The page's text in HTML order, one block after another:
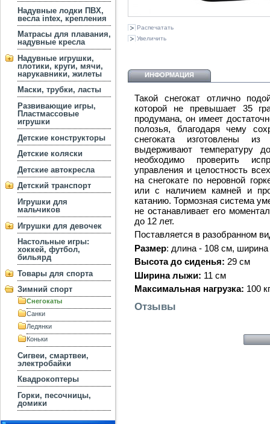
Надувные лодки ПВХ,
весла intex, крепления
Матрасы для плавания,
надувные кресла
Надувные игрушки,
плотики, круги, мячи,
нарукавники, жилеты
Маски, трубки, ласты
Развивающие игры,
Пластмассовые
игрушки
Детские конструкторы
Детские коляски
Детские автокресла
Детский транспорт
Игрушки для
мальчиков
Игрушки для девочек
Настольные игры:
хоккей, футбол,
бильярд
Товары для спорта
Зимний спорт
Снегокаты
Санки
Ледянки
Коньки
Сигвеи, смартвеи,
электробайки
Квадрокоптеры
Горки, песочницы,
домики
Распечатать
Увеличить
ИНФОРМАЦИЯ
Такой снегокат отлично
которой не превышает 35
продумана, он имеет
полозья, благодаря чему
снегоката изготовлены
выдерживают температуру
необходимо проверить
управления и целостность
на снегокате по неровной
или с наличием камней и
катанию. Тормозная система
не останавливает его
до 12 лет.
Поставляется в разобранном
Размер: длина - 108 см,
Высота до сиденья: 29 см
Ширина лыжи: 11 см
Максимальная нагрузка: 100 кг
Отзывы